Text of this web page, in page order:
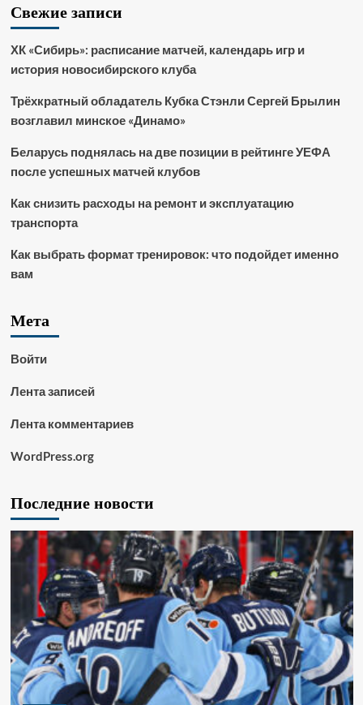
Свежие записи
ХК «Сибирь»: расписание матчей, календарь игр и
история новосибирского клуба
Трёхкратный обладатель Кубка Стэнли Сергей Брылин
возглавил минское «Динамо»
Беларусь поднялась на две позиции в рейтинге УЕФА
после успешных матчей клубов
Как снизить расходы на ремонт и эксплуатацию
транспорта
Как выбрать формат тренировок: что подойдет именно
вам
Мета
Войти
Лента записей
Лента комментариев
WordPress.org
Последние новости